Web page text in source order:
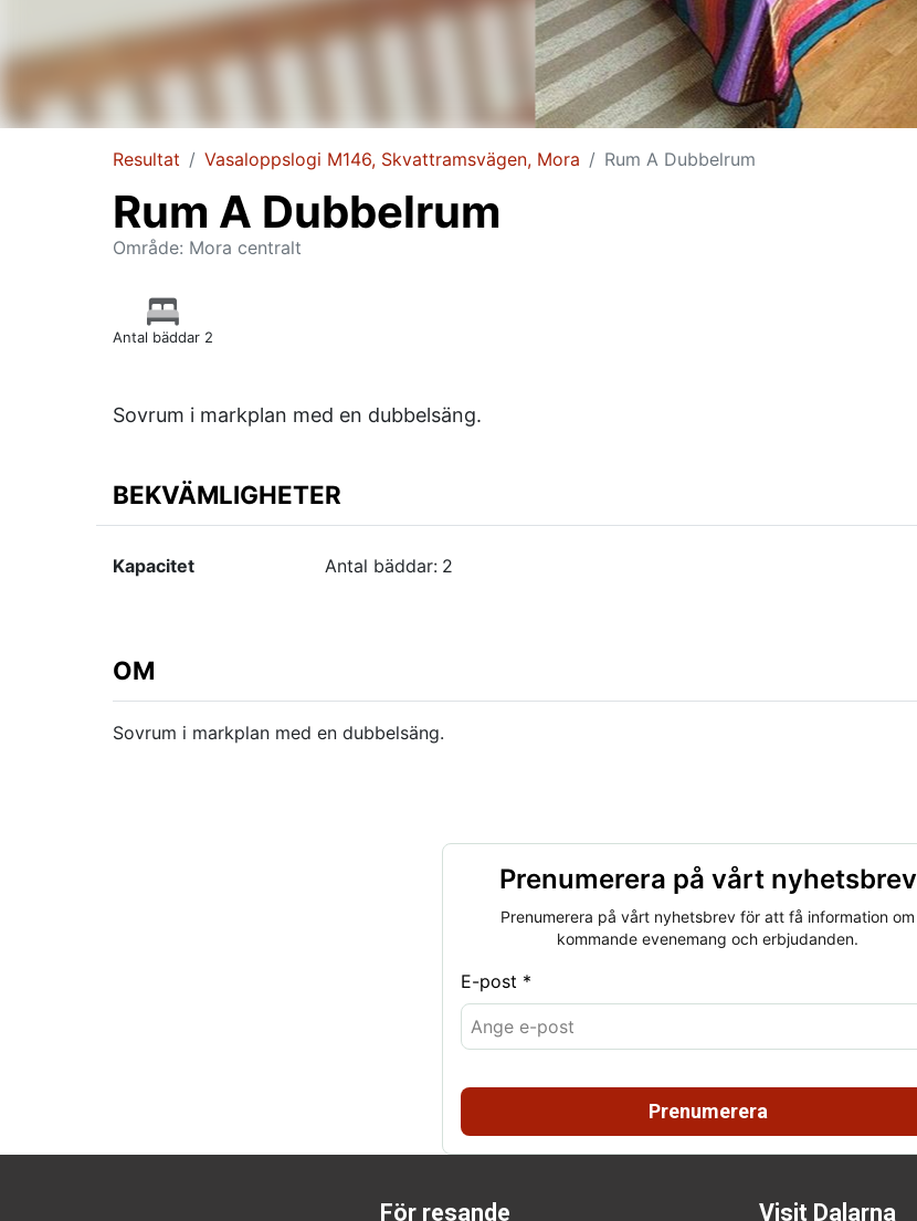
Resultat Vasaloppslogi M146, Skvattramsvägen, Mora Rum A Dubbelrum
Rum A Dubbelrum
Område: Mora centralt
Antal bäddar 2
Sovrum i markplan med en dubbelsäng.
BEKVÄMLIGHETER
Kapacitet Antal bäddar: 2
OM
Sovrum i markplan med en dubbelsäng.
Prenumerera på vårt nyhetsbrev
Prenumerera på vårt nyhetsbrev för att få information om
kommande evenemang och erbjudanden.
E-post *
Prenumerera
För resande Visit Dalarna